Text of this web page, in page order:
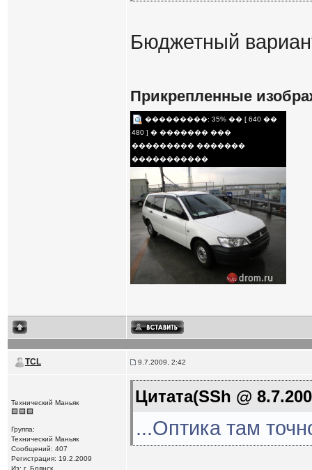
Бюджетный
Прикрепленные
���������: 35% �� [ 640 ��
480 ] � ������� ���
��������� �������
�����������
TCL 9.7.2009, 2:42
Технический Маньяк
Группа:
Технический Маньяк
Сообщений: 407
Регистрация: 19.2.2009
Из: г. Брянск
Цитата(SSh @
...Оптика там